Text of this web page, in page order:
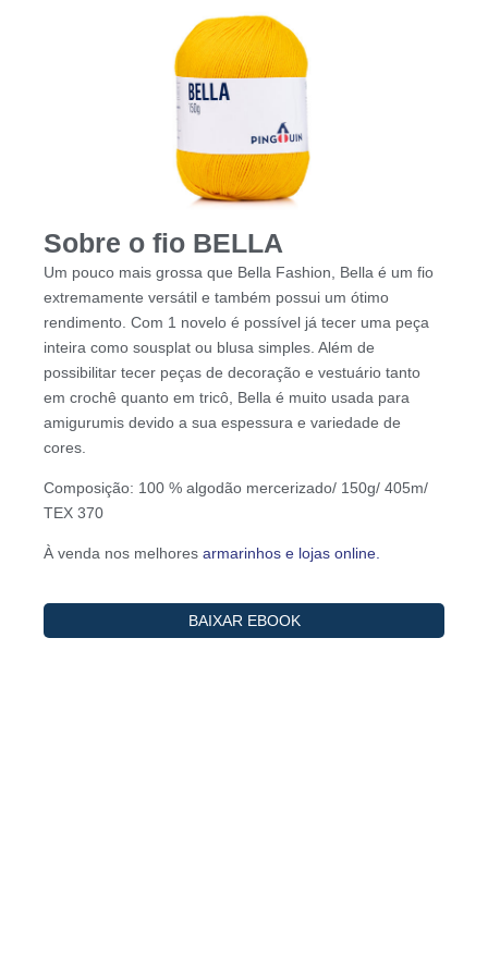
Sobre o fio BELLA
Um pouco mais grossa que Bella Fashion, Bella é um fio
extremamente versátil e também possui um ótimo
rendimento. Com 1 novelo é possível já tecer uma peça
inteira como sousplat ou blusa simples. Além de
possibilitar tecer peças de decoração e vestuário tanto
em crochê quanto em tricô, Bella é muito usada para
amigurumis devido a sua espessura e variedade de
cores.
Composição: 100 % algodão mercerizado/ 150g/ 405m/
TEX 370
À venda nos melhores armarinhos e lojas online.